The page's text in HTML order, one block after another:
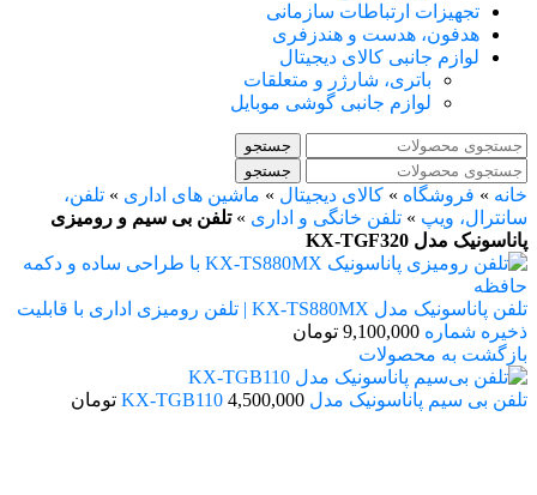
تجهیزات ارتباطات سازمانی
هدفون، هدست و هندزفری
لوازم جانبی کالای دیجیتال
باتری، شارژر و متعلقات
لوازم جانبی گوشی موبایل
جستجو
جستجو
خانه » فروشگاه » کالای دیجیتال » ماشین های اداری » تلفن،
سانترال، ویپ » تلفن خانگی و اداری »تلفن بی سیم و رومیزی
پاناسونیک مدل KX-TGF320
تلفن پاناسونیک مدل KX-TS880MX | تلفن رومیزی اداری با قابلیت
ذخیره شماره 9,100,000 تومان
بازگشت به محصولات
تلفن بی سیم پاناسونیک مدل KX-TGB110 4,500,000 تومان